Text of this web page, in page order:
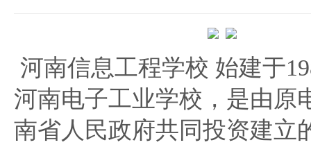
河南信息工程学校 始建于
河南电子工业学校，是由原
南省人民政府共同投资建立